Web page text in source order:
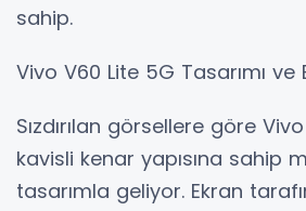
sahip.
Vivo V60 Lite 5G Tasarımı ve
Sızdırılan görsellere göre
kavisli kenar yapısına sahip
tasarımla geliyor. Ekran